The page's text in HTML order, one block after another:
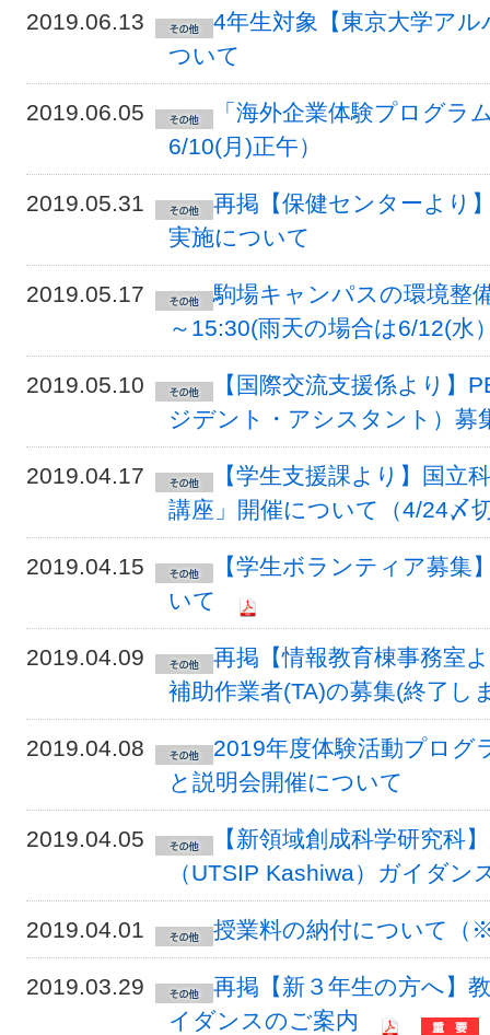
2019.06.13
4年生対象【東京大学ア
ついて
2019.06.05
「海外企業体験プログラ
6/10(月)正午）
2019.05.31
再掲【保健センターより
実施について
2019.05.17
駒場キャンパスの環境整
～15:30(雨天の場合は6/12(水
2019.05.10
【国際交流支援係より】
ジデント・アシスタント）募
2019.04.17
【学生支援課より】国立
講座」開催について（4/24〆
2019.04.15
【学生ボランティア募集
いて
2019.04.09
再掲【情報教育棟事務室
補助作業者(TA)の募集(終了し
2019.04.08
2019年度体験活動プログ
と説明会開催について
2019.04.05
【新領域創成科学研究科
（UTSIP Kashiwa）ガイダン
2019.04.01 授業料の納付について（
2019.03.29
再掲【新３年生の方へ】
イダンスのご案内